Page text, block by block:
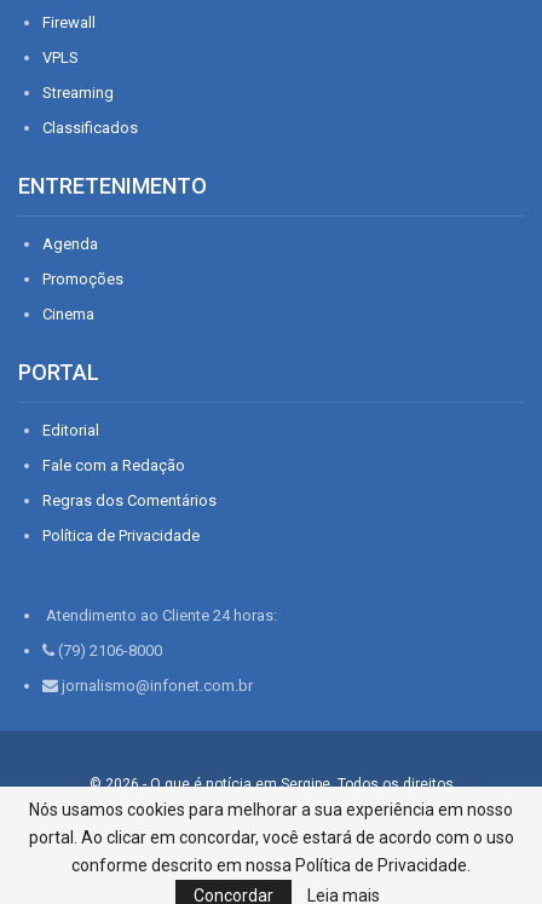
Firewall
VPLS
Streaming
Classificados
ENTRETENIMENTO
Agenda
Promoções
Cinema
PORTAL
Editorial
Fale com a Redação
Regras dos Comentários
Política de Privacidade
Atendimento ao Cliente 24 horas:
(79) 2106-8000
jornalismo@infonet.com.br
© 2026 - O que é notícia em Sergipe. Todos os direitos
reservados.
Infonet - Rua Monsenhor Silveira 276, Bairro São José |
Aracaju-SE, CEP 49015-030, Fone: 79.2106.8000 - CI Centro de
Informações LTDA
Nós usamos cookies para melhorar a sua experiência em nosso
portal. Ao clicar em concordar, você estará de acordo com o uso
conforme descrito em nossa Política de Privacidade.
Concordar
Leia mais